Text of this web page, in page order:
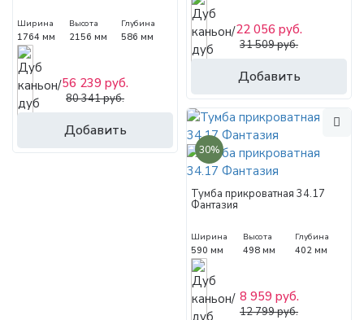
Ширина
1764 мм
Высота
2156 мм
Глубина
586 мм
Добавить
56 239 руб.
80 341 руб.
Добавить
22 056 руб.
31 509 руб.
30%
Тумба прикроватная 34.17
Фантазия
Ширина
590 мм
Высота
498 мм
Глубина
402 мм
8 959 руб.
12 799 руб.